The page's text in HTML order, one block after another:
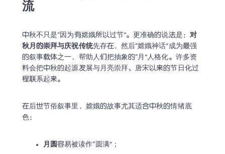
流
中秋不只是“因为有嫦娥所以过节”。更准确的说法是： 对
秋月的崇拜与庆祝传统先存在，然后“嫦娥神话”成为最强
的叙事载体之一，帮助人们把抽象的“月”人格化。许多资
料会把中秋的起源发展与月亮崇拜、唐宋以来的节日化过
程联系起来。
在后世节俗叙事里，嫦娥的故事尤其适合中秋的情绪底
色：
月圆容易被读作“圆满”；